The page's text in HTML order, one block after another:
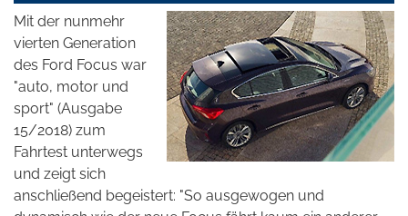
Mit der nunmehr
vierten Generation
des Ford Focus war
"auto, motor und
sport" (Ausgabe
15/2018) zum
Fahrtest unterwegs
und zeigt sich
anschließend begeistert: "So ausgewogen und